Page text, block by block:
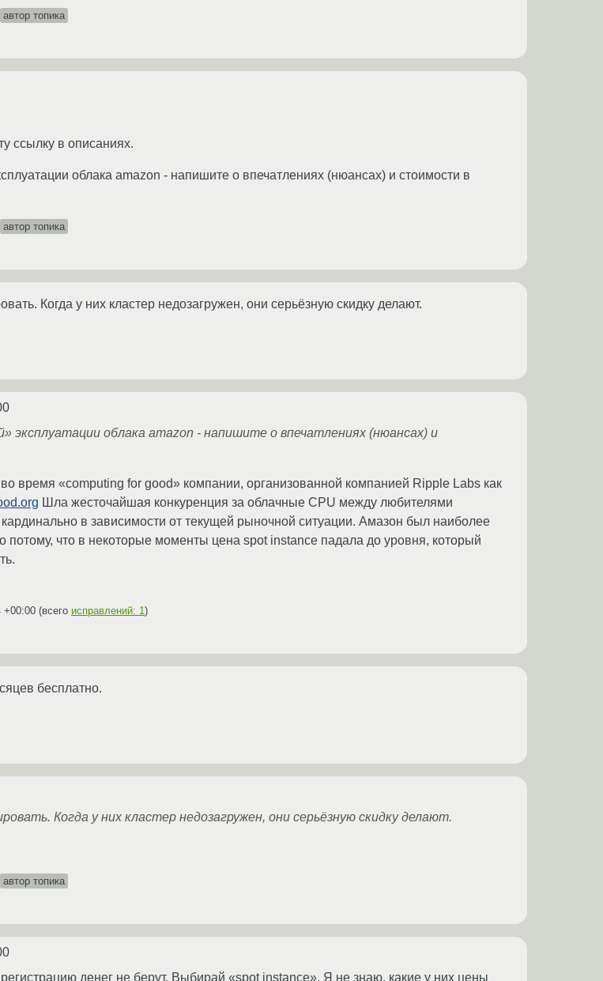
автор топика
ссылку в описаниях.
облака amazon - напишите о впечатлениях (нюансах) и стоимости в
автор топика
Когда у них кластер недозагружен, они серьёзную скидку делают.
эксплуатации облака amazon - напишите о впечатлениях (нюансах) и
время «computing for good» компании, организованной компанией Ripple Labs как
Шла жесточайшая конкуренция за облачные CPU между любителями
в зависимости от текущей рыночной ситуации. Амазон был наиболее
что в некоторые моменты цена spot instance падала до уровня, который
+00:00 (всего исправлений: 1 )
бесплатно.
Когда у них кластер недозагружен, они серьёзную скидку делают.
автор топика
денег не берут. Выбирай «spot instance». Я не знаю, какие у них цены